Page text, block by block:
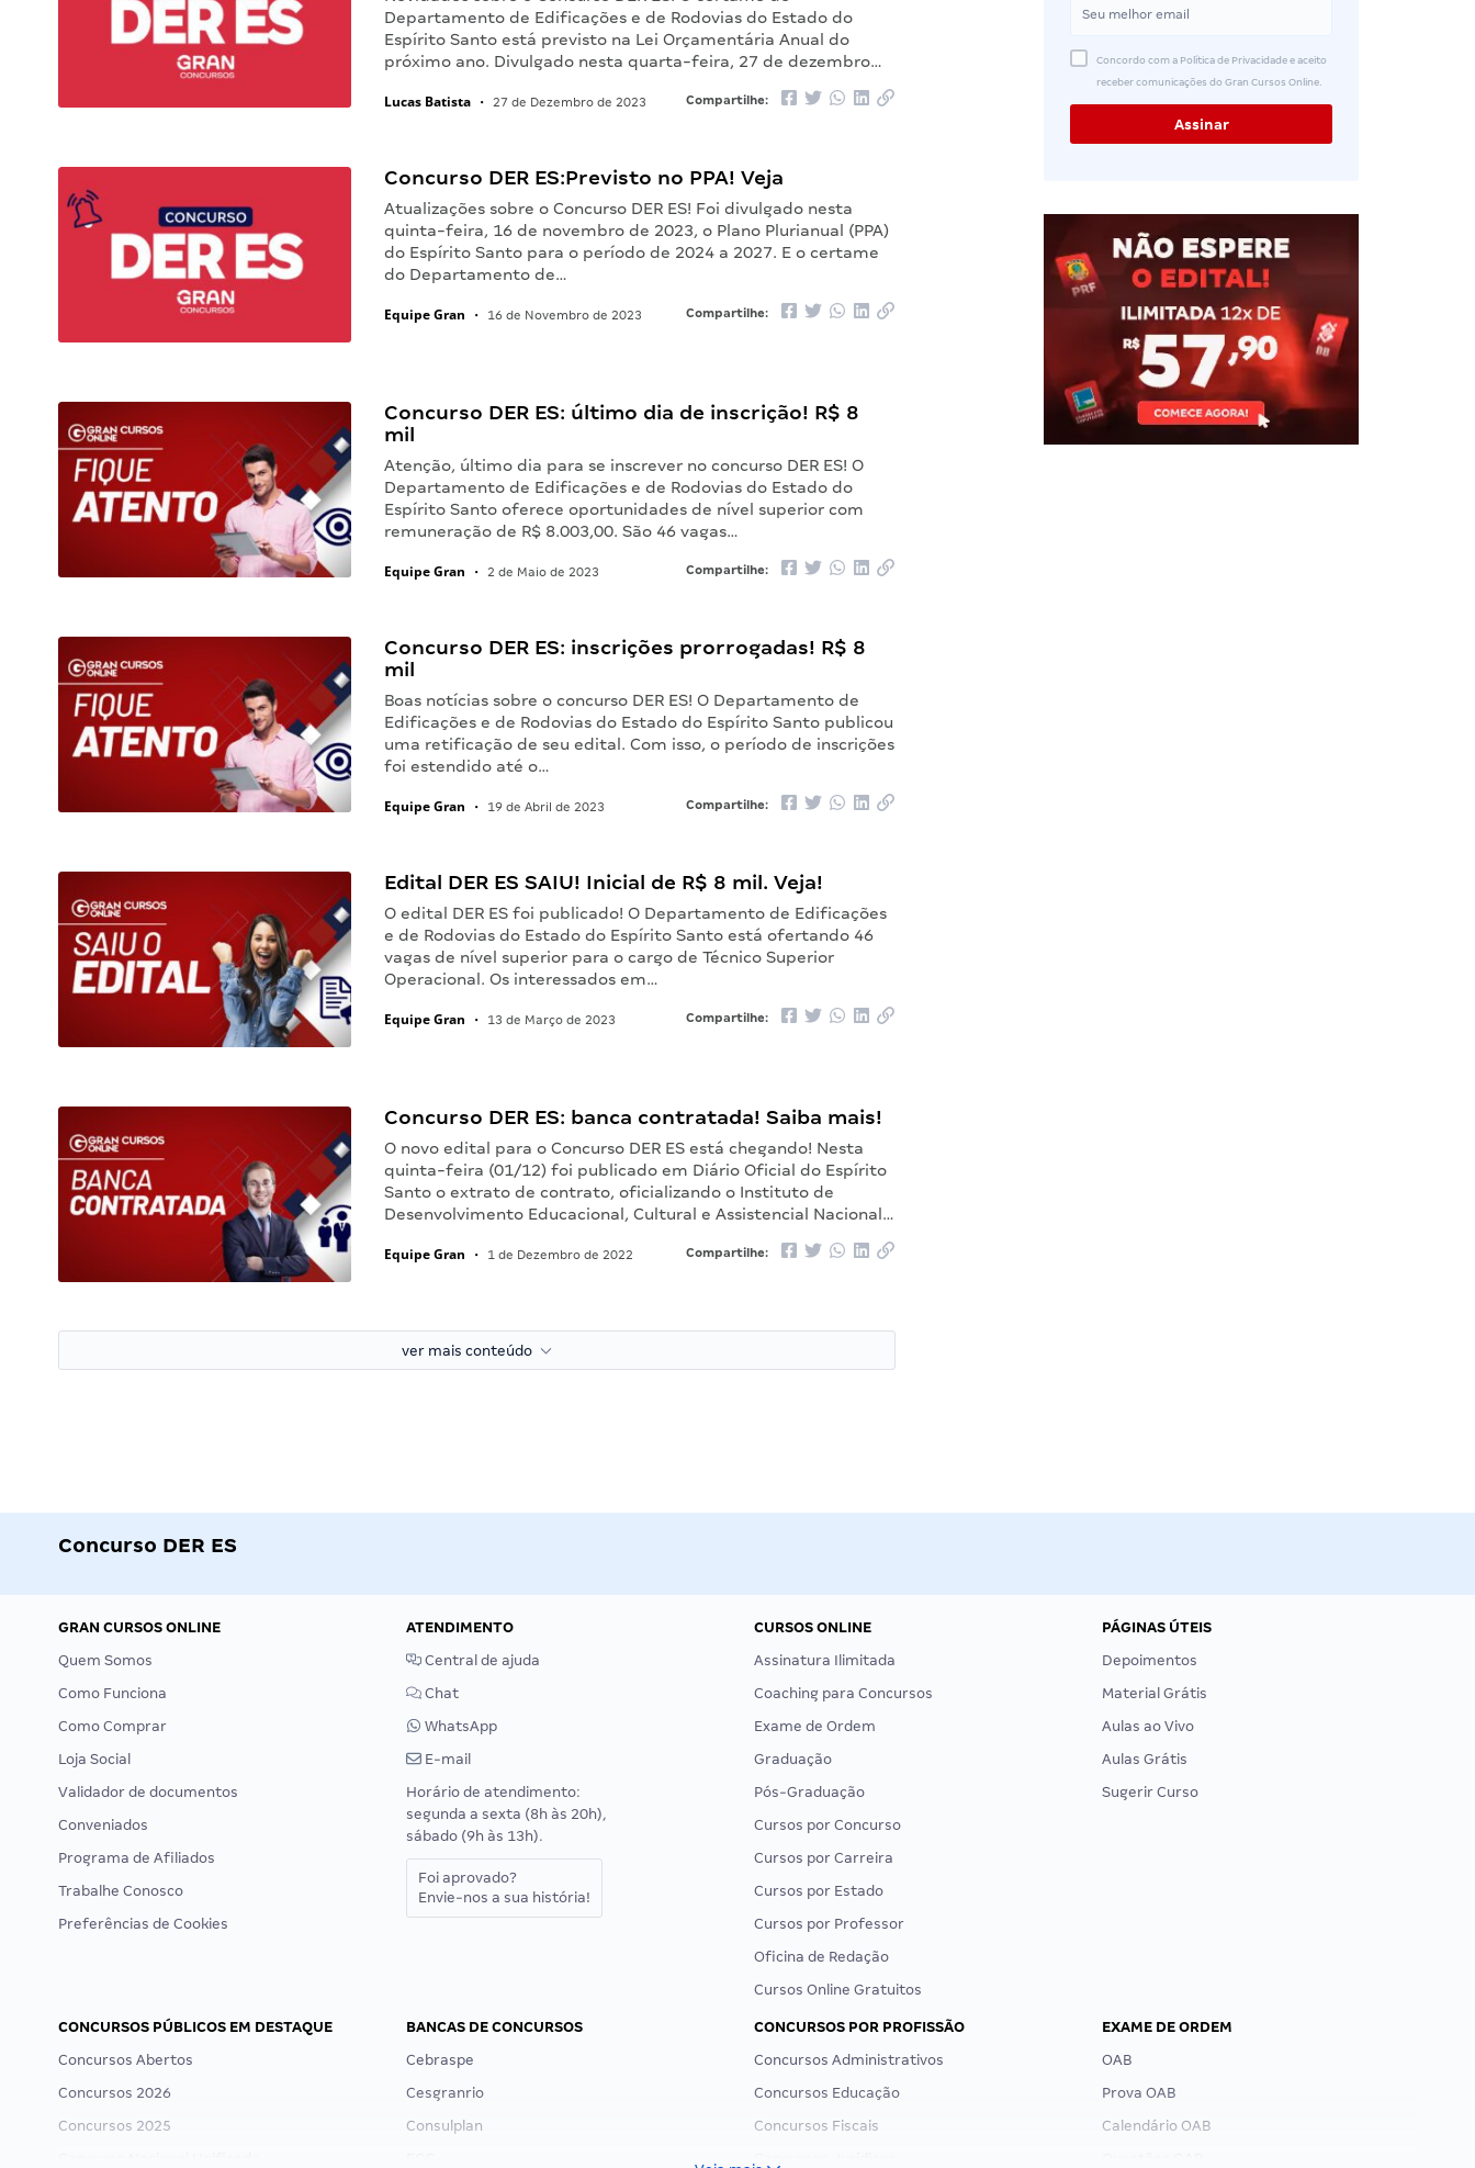
Departamento de Edificações e de Rodovias do Estado do
Espírito Santo está previsto na Lei Orçamentária Anual do
próximo ano. Divulgado nesta quarta-feira, 27 de dezembro…
Lucas Batista • 27 de Dezembro de 2023 Compartilhe:
Concurso DER ES:Previsto no PPA! Veja
Atualizações sobre o Concurso DER ES! Foi divulgado nesta
quinta-feira, 16 de novembro de 2023, o Plano Plurianual (PPA)
do Espírito Santo para o período de 2024 a 2027. E o certame
do Departamento de…
Equipe Gran • 16 de Novembro de 2023 Compartilhe:
Concurso DER ES: último dia de inscrição! R$ 8
mil
Atenção, último dia para se inscrever no concurso DER ES! O
Departamento de Edificações e de Rodovias do Estado do
Espírito Santo oferece oportunidades de nível superior com
remuneração de R$ 8.003,00. São 46 vagas…
Equipe Gran • 2 de Maio de 2023 Compartilhe:
Concurso DER ES: inscrições prorrogadas! R$ 8
mil
Boas notícias sobre o concurso DER ES! O Departamento de
Edificações e de Rodovias do Estado do Espírito Santo publicou
uma retificação de seu edital. Com isso, o período de inscrições
foi estendido até o…
Equipe Gran • 19 de Abril de 2023 Compartilhe:
Edital DER ES SAIU! Inicial de R$ 8 mil. Veja!
O edital DER ES foi publicado! O Departamento de Edificações
e de Rodovias do Estado do Espírito Santo está ofertando 46
vagas de nível superior para o cargo de Técnico Superior
Operacional. Os interessados em…
Equipe Gran • 13 de Março de 2023 Compartilhe:
Concurso DER ES: banca contratada! Saiba mais!
O novo edital para o Concurso DER ES está chegando! Nesta
quinta-feira (01/12) foi publicado em Diário Oficial do Espírito
Santo o extrato de contrato, oficializando o Instituto de
Desenvolvimento Educacional, Cultural e Assistencial Nacional…
Equipe Gran • 1 de Dezembro de 2022 Compartilhe:
ver mais conteúdo
Concordo com a Política de Privacidade e aceito
receber comunicações do Gran Cursos Online.
Concurso DER ES
GRAN CURSOS ONLINE
Quem Somos
Como Funciona
Como Comprar
Loja Social
Validador de documentos
Conveniados
Programa de Afiliados
Trabalhe Conosco
Preferências de Cookies
ATENDIMENTO
Central de ajuda
Chat
WhatsApp
E-mail
Horário de atendimento:
segunda a sexta (8h às 20h),
sábado (9h às 13h).
Foi aprovado?
Envie-nos a sua história!
CURSOS ONLINE
Assinatura Ilimitada
Coaching para Concursos
Exame de Ordem
Graduação
Pós-Graduação
Cursos por Concurso
Cursos por Carreira
Cursos por Estado
Cursos por Professor
Oficina de Redação
Cursos Online Gratuitos
PÁGINAS ÚTEIS
Depoimentos
Material Grátis
Aulas ao Vivo
Aulas Grátis
Sugerir Curso
CONCURSOS PÚBLICOS EM DESTAQUE
Concursos Abertos
Concursos 2026
Concursos 2025
BANCAS DE CONCURSOS
Cebraspe
Cesgranrio
Consulplan
CONCURSOS POR PROFISSÃO
Concursos Administrativos
Concursos Educação
Concursos Fiscais
EXAME DE ORDEM
OAB
Prova OAB
Calendário OAB